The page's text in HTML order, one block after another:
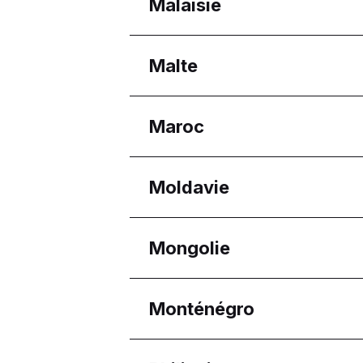
Gouvernorat de
Malaisie
Régions
Melaka
Selangor
Malte
Régions
Eastern Region
Reġjun Nofsinhar
Maroc
Régions
Casablanca-Settat
Moldavie
Régions
Chișinău
Mongolie
Régions
Oulan-Bator
Monténégro